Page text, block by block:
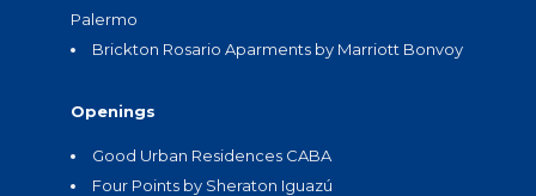
Palermo
Brickton Rosario Aparments by Marriott Bonvoy
Openings
Good Urban Residences CABA
Four Points by Sheraton Iguazú